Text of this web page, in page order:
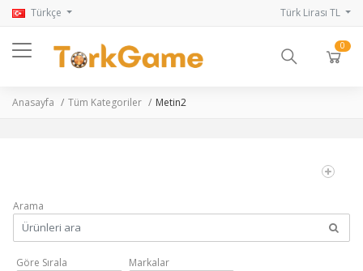
Türkçe Türk Lirası TL
0
Anasayfa Tüm Kategoriler Metin2
Arama
Göre Sırala Markalar